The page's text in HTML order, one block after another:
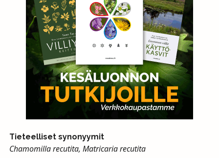
Tieteelliset synonyymit
Chamomilla recutita, Matricaria recutita